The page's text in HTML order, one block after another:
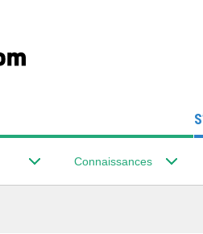
Connaissances